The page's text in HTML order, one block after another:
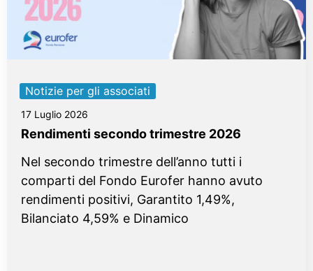
Notizie per gli associati
17 Luglio 2026
Rendimenti secondo trimestre 2026
Nel secondo trimestre dell’anno tutti i
comparti del Fondo Eurofer hanno avuto
rendimenti positivi, Garantito 1,49%,
Bilanciato 4,59% e Dinamico